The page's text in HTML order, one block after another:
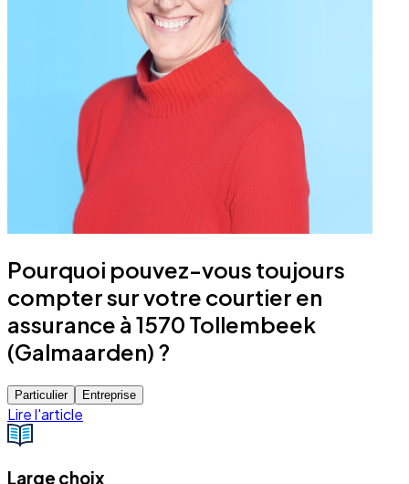
Pourquoi pouvez-vous toujours
compter sur votre courtier en
assurance à 1570 Tollembeek
(Galmaarden) ?
Particulier Entreprise
Lire l'article
Large choix